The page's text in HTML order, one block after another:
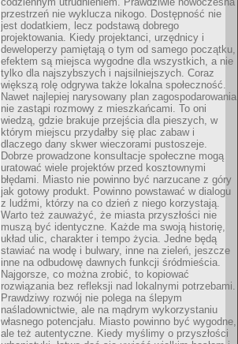
przestrzeń nie wyklucza nikogo. Dostępność nie
jest dodatkiem, lecz podstawą dobrego
projektowania. Kiedy projektanci, urzędnicy i
deweloperzy pamiętają o tym od samego początku,
efektem są miejsca wygodne dla wszystkich, a nie
tylko dla najszybszych i najsilniejszych. Coraz
większą rolę odgrywa także lokalna społeczność.
Nawet najlepiej narysowany plan zagospodarowania
nie zastąpi rozmowy z mieszkańcami. To oni
wiedzą, gdzie brakuje przejścia dla pieszych, w
którym miejscu przydałby się plac zabaw i
dlaczego dany skwer wieczorami pustoszeje.
Dobrze prowadzone konsultacje społeczne mogą
uratować wiele projektów przed kosztownymi
błędami. Miasto nie powinno być narzucane z góry
jak gotowy produkt. Powinno powstawać w dialogu
z ludźmi, którzy na co dzień z niego korzystają.
Warto też zauważyć, że miasta przyszłości nie
muszą być identyczne. Każde ma swoją historię,
układ ulic, charakter i tempo życia. Jedne będą
stawiać na wodę i bulwary, inne na zieleń, jeszcze
inne na odbudowę dawnych funkcji śródmieścia.
Najgorsze, co można zrobić, to kopiować
rozwiązania bez refleksji nad lokalnymi potrzebami.
Prawdziwy rozwój nie polega na ślepym
naśladownictwie, ale na mądrym wykorzystaniu
własnego potencjału. Miasto powinno być wygodne,
ale też autentyczne. Kiedy myślimy o przyszłości